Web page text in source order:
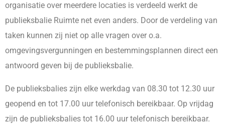
organisatie over meerdere locaties is verdeeld werkt de
publieksbalie Ruimte net even anders. Door de verdeling van
taken kunnen zij niet op alle vragen over o.a.
omgevingsvergunningen en bestemmingsplannen direct een
antwoord geven bij de publieksbalie.
De publieksbalies zijn elke werkdag van 08.30 tot 12.30 uur
geopend en tot 17.00 uur telefonisch bereikbaar. Op vrijdag
zijn de publieksbalies tot 16.00 uur telefonisch bereikbaar.